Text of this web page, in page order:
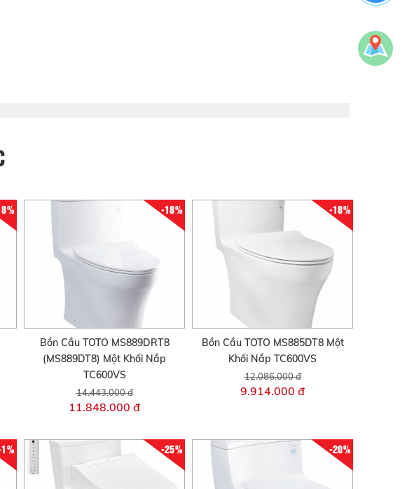
-18%
Bồn Cầu TOTO MS889DRT8
(MS889DT8) Một Khối Nắp
TC600VS
14.443.000 đ
11.848.000 đ
-18%
Bồn Cầu TOTO MS885DT8 Một
Khối Nắp TC600VS
12.086.000 đ
9.914.000 đ
-25% -20%